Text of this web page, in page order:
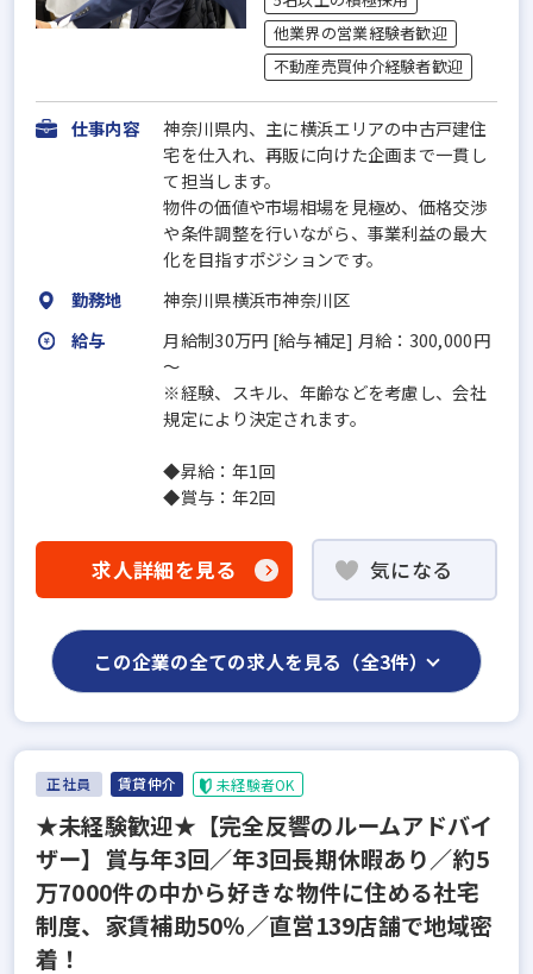
他業界の営業経験者歓迎
不動産売買仲介経験者歓迎
仕事内容
神奈川県内、主に横浜エリアの中古戸建住
宅を仕入れ、再販に向けた企画まで一貫し
て担当します。
物件の価値や市場相場を見極め、価格交渉
や条件調整を行いながら、事業利益の最大
化を目指すポジションです。
勤務地
神奈川県横浜市神奈川区
給与
月給制30万円 [給与補足] 月給：300,000円
～
※経験、スキル、年齢などを考慮し、会社
規定により決定されます。
◆昇給：年1回
◆賞与：年2回
求人詳細を見る 気になる
この企業の全ての求人を見る（全3件）
正社員 賃貸仲介 未経験者OK
★未経験歓迎★【完全反響のルームアドバイ
ザー】賞与年3回／年3回長期休暇あり／約5
万7000件の中から好きな物件に住める社宅
制度、家賃補助50％／直営139店舗で地域密
着！